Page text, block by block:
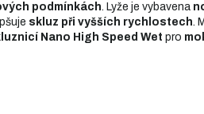
podmínkách. Lyže je vybavena
skluz při vyšších rychlostech.
Nano High Speed Wet pro